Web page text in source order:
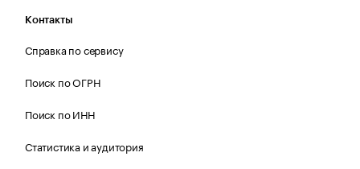
Контакты
Справка по сервису
Поиск по ОГРН
Поиск по ИНН
Статистика и аудитория